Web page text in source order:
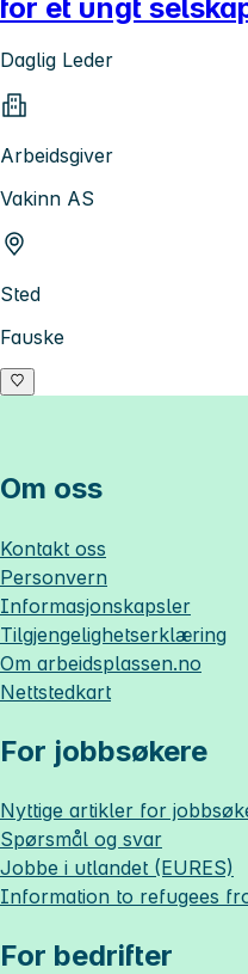
for et ungt
Daglig Leder
Arbeidsgiver
Vakinn AS
Sted
Fauske
Om oss
Kontakt oss
Personvern
Informasjonskapsler
Tilgjengelighetserklæring
Om arbeidsplassen.no
Nettstedkart
For jobbsøkere
Nyttige artikler for
Spørsmål og svar
Jobbe i utlandet (EURES)
Information to refugees
For bedrifter